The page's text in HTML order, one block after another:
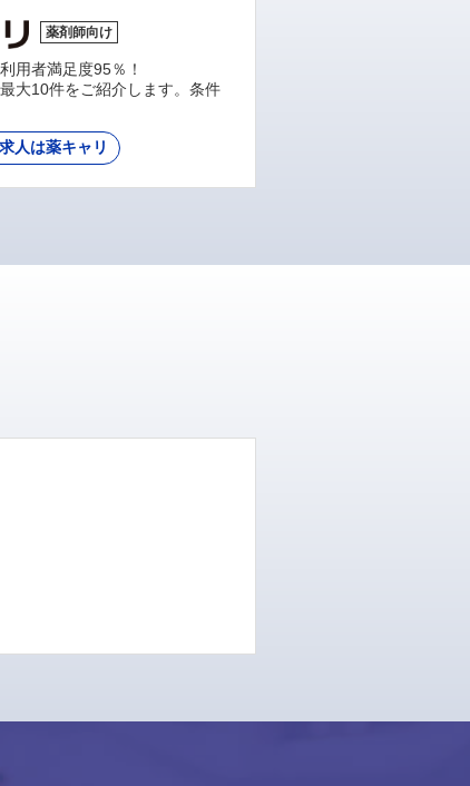
薬剤師向け
用者満足度95％！
大10件をご紹介します。条件
人は薬キャリ